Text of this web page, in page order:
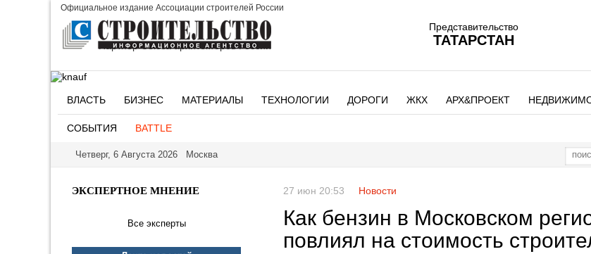
Официальное издание Ассоциации строителей России
Партнер Союза архитекторов России
Представительство
ТАТАРСТАН
ВЛАСТЬ БИЗНЕС МАТЕРИАЛЫ ТЕХНОЛОГИИ ДОРОГИ ЖКХ АРХ&ПРОЕКТ
СОБЫТИЯ BATTLE
Четверг, 6 Августа 2026 Москва
ЭКСПЕРТНОЕ МНЕНИЕ
Все эксперты
27 июн 20:53 Новости
Как бензин в Московском
повлиял на стоимость